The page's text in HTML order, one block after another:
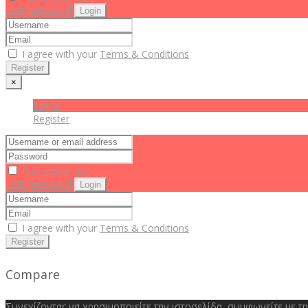
Lost password
Login
I agree with your Terms & Conditions
Register
×
Log in
Register
Remember me
Lost password
Login
I agree with your Terms & Conditions
Register
Compare